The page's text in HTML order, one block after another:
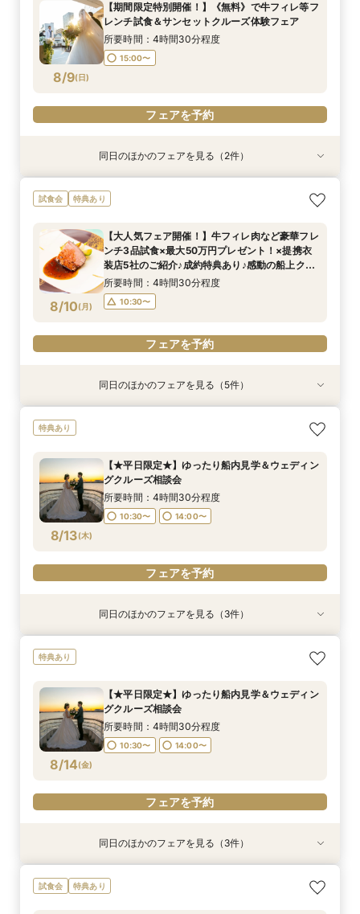
8/9(日)
【期間限定特別開催！】《無料》で牛フィレ等フ
レンチ試食＆サンセットクルーズ体験フェア
所要時間：4時間30分程度
15:00〜
フェアを予約
8/9(日)
【★土日限定★】ゆったり船内見学＆ウェディン
グクルーズ相談会
9:00〜
10:30〜
15:00〜
フェアを予約
8/9(日)
【＃海が見える】船上フォトウェディングが熱
い！フォト相談会
9:00〜 10:30〜
フェアを予約
同日のほかのフェアを見る（2件）
試食会 特典あり
8/10(月)
【大人気フェア開催！】牛フィレ肉など豪華フレ
ンチ3品試食×最大50万円プレゼント！×提携衣
装店5社のご紹介♪成約特典あり♪感動の船上ク
ルーズ体験★型にはまらない特別な結婚式をお考
えの方必見！
所要時間：4時間30分程度
10:30〜
フェアを予約
8/10(月)
【★平日限定★】ゆったり船内見学＆ウェディン
10:30〜 14:00〜
8/10(月)
【少人数での結婚式にオススメ！】じっくりご見
9:00〜
10:30〜
15:00〜
特典あり
8/10(月)
【特別開催！】《無料》で牛フィレ等フレンチ試
10:30〜
特典あり
8/10(月)
【期間限定特別開催！】《無料》で牛フィレ等フ
15:00〜
8/10(月)
【オンライン相談会】お手軽３Dウォークでご見
10:30〜 13:00〜
同日のほかのフェアを見る（5件）
特典あり
8/13(木)
【★平日限定★】ゆったり船内見学＆ウェディン
グクルーズ相談会
所要時間：4時間30分程度
10:30〜 14:00〜
フェアを予約
8/13(木)
【少人数での結婚式にオススメ！】じっくりご見
9:00〜
10:30〜
15:00〜
特典あり
8/13(木)
幸せの航海を♪【スイーツ×５０分クルーズ】１件
13:30〜
8/13(木)
【オンライン相談会】お手軽３Dウォークでご見
10:30〜 13:00〜
同日のほかのフェアを見る（3件）
特典あり
8/14(金)
【★平日限定★】ゆったり船内見学＆ウェディン
グクルーズ相談会
所要時間：4時間30分程度
10:30〜 14:00〜
フェアを予約
【少人数での結婚式にオススメ！】じっくりご見
学×アットホームパーティー相談フェア
【＃海が見える】船上フォトウェディングが熱
い！フォト相談会
【オンライン相談会】お手軽３Dウォークでご見
学♪運命の会場がここに・・★
同日のほかのフェアを見る（3件）
試食会 特典あり